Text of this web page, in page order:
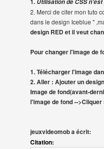
. Utilisation de CSS
2. Merci de citer mon tuto
dans le design Iceblue "
design RED et il veut
Pour changer l'image de
1. Télécharger l'image
2. Aller : Ajouter un
Image de fond(avant-
l'image de fond --
jeuxvideomob a écrit:
Citation: